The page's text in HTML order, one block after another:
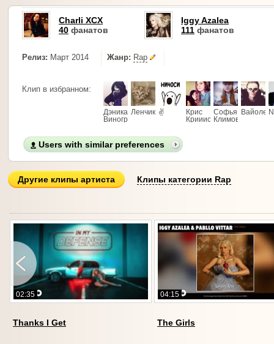
Charli XCX
40 фанатов
Iggy Azalea
111 фанатов
Релиз: Март 2014 Жанр: Rap
Клип в избранном:
Дэника
Виноградова
Ленчик ✌
Крис
Крииисссс
Софья
Климова
Вайолет
Users with similar preferences
Другие клипы артиста Клипы категории Rap
02:35
Thanks I Get
04:15
The Girls